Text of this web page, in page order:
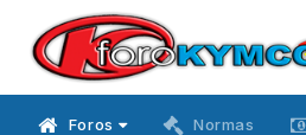
Foros Normas